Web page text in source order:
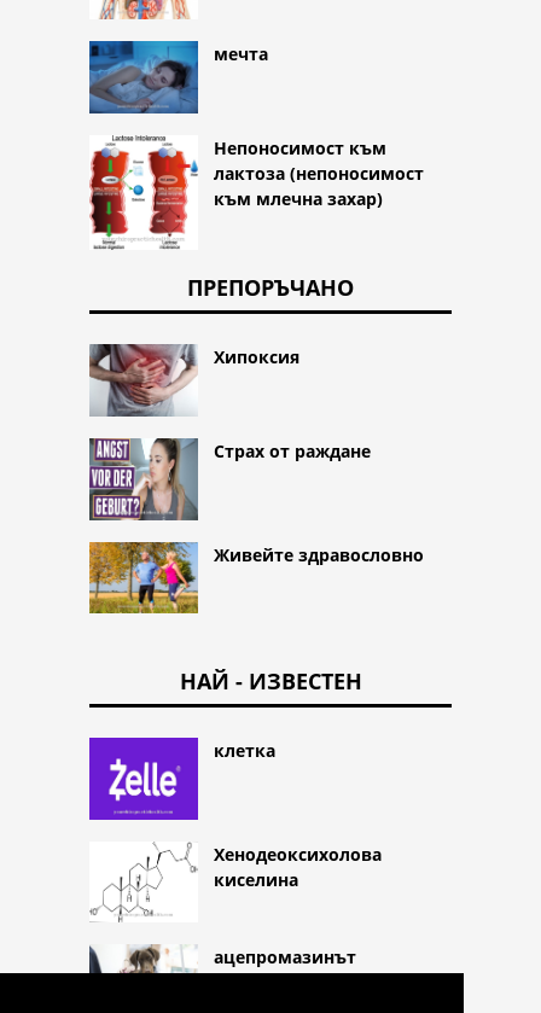
мечта
Непоносимост към
лактоза (непоносимост
към млечна захар)
ПРЕПОРЪЧАНО
Хипоксия
Страх от раждане
Живейте здравословно
НАЙ - ИЗВЕСТЕН
клетка
Хенодеоксихолова
киселина
ацепромазинът